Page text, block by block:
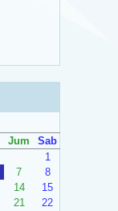
Jum
Sab
1
7
8
14
15
21
22